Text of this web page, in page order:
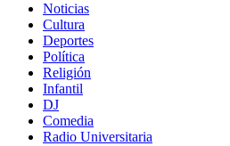
Noticias
Cultura
Deportes
Política
Religión
Infantil
DJ
Comedia
Radio Universitaria